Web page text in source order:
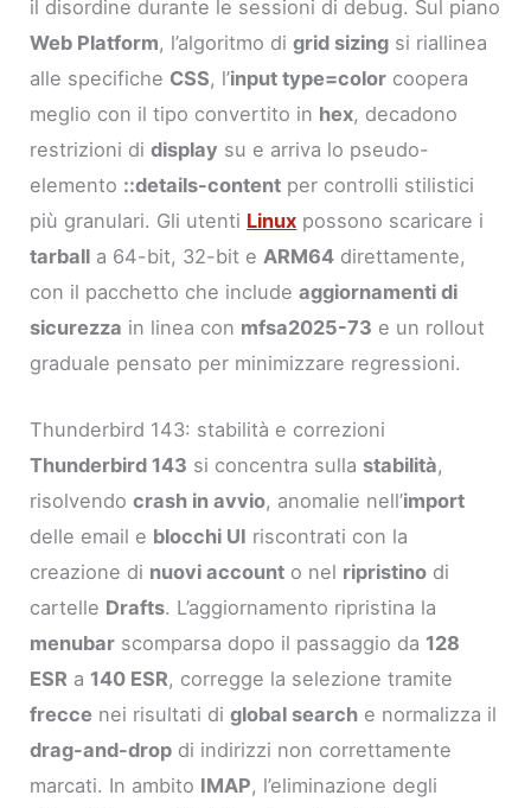
il disordine durante le sessioni di debug. Sul piano
Web Platform, l’algoritmo digrid sizing si riallinea
alle specifiche CSS, l’input type=color coopera
meglio con il tipo convertito in hex, decadono
restrizioni didisplay su e arriva lo pseudo-
elemento ::details-content per controlli stilistici
più granulari. Gli utenti Linux possono scaricare i
tarball a 64-bit, 32-bit e ARM64 direttamente,
con il pacchetto che includeaggiornamenti di
sicurezza in linea con mfsa2025-73 e un rollout
graduale pensato per minimizzare regressioni.
Thunderbird 143: stabilità e correzioni
Thunderbird 143 si concentra sulla stabilità,
risolvendocrash in avvio, anomalie nell’import
delle email e blocchi UI riscontrati con la
creazione di nuovi account o nel ripristino di
cartelle Drafts. L’aggiornamento ripristina la
menubar scomparsa dopo il passaggio da 128
ESR a 140 ESR, corregge la selezione tramite
frecce nei risultati diglobal search e normalizza il
drag-and-drop di indirizzi non correttamente
marcati. In ambito IMAP, l’eliminazione degli